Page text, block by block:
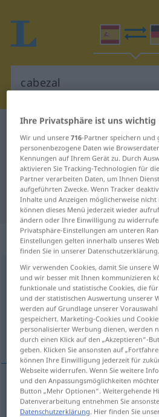
Spanisch-Deutsch Wörterbuch
Spanisch-Deutsch
"cabezal"
"cabezal" Deutsch
„cabezal“:
cabezal [kaβeˈθal]m
Übersicht aller
(Für mehr Details die Übersetzung
Kopfkissen Kopfende
Kopfkissenn cabezal (≈
Ihre Privatsphäre ist uns wichtig
Wir und unsere716-Partner speichern und
personenbezogene Daten wie
Kennungen auf Ihrem Gerät zu. Durch
aktivieren Sie Tracking-Technologien für
Partner verarbeiten Daten, um Ihnen
aufgeführten Zwecke. Wenn Tracker
Inhalte und Anzeigen möglicherweise nicht
können dieses Menü jederzeit wieder
ändern oder Ihre Einwilligung zu
Privatsphäre-Einstellungen am unteren
Einstellungen gelten innerhalb unseres
finden Sie in unserer Datenschutzerklärung.
Wir verwenden Cookies, damit Sie unsere
und wir besser mit Ihnen kommunizieren
funktionale und statistische Cookies, die
und der statistischen Auswertung unserer
werden auf Grundlage unserer
gespeichert. Marketing-Cookies und
personalisierter Werbung dienen, werden
durch einen Klick auf den „Akzeptieren“-
geben. Klicken Sie ansonsten auf
können Ihre Einwilligung jederzeit für
Webseite widerrufen. Wenn Sie weitere
und den Anpassungsmöglichkeiten
Button „Mehr Optionen“. Weitergehende
Datenverarbeitung entnehmen Sie
Datenschutzerklärung. Hier finden Sie